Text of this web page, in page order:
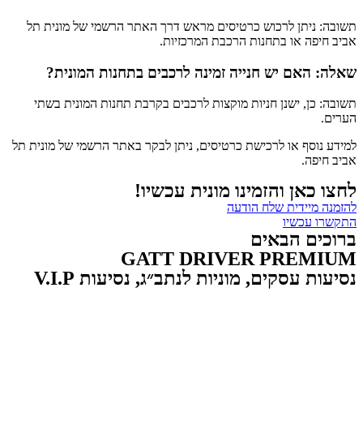
תשובה: ניתן לרכוש כרטיסים מראש דרך האתר הרשמי של מונית תל
אביב חיפה או בתחנות הרכבת המרכזיות.
שאלה: האם יש חנייה זמינה לרכבים בתחנות המונית?
תשובה: כן, ישנן חניות מוקצות לרכבים בקרבת תחנות המונית בשתי
הערים.
למידע נוסף או לרכישת כרטיסים, ניתן לבקר באתר הרשמי של מונית תל
אביב חיפה.
לחצו כאן והזמינו מונית עכשיו!
להזמנה מיידית שלח הודעה
התקשרו עכשיו
ברוכים הבאים
GATT DRIVER PREMIUM
נסיעות עסקים, מוניות לנתב״ג, נסיעות V.I.P